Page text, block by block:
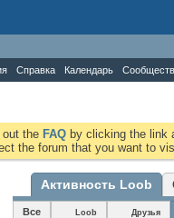
Справка Календарь
the FAQ by clicking the link
the forum that you want to
Активность Loob
Все Loob Друзья